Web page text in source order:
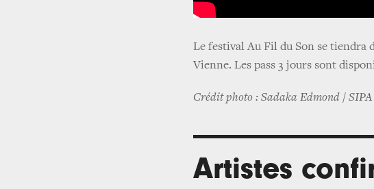
Le festival Au Fil du Son se tiendra
Vienne. Les pass 3 jours sont
Crédit photo : Sadaka Edmond / SIPA
Artistes